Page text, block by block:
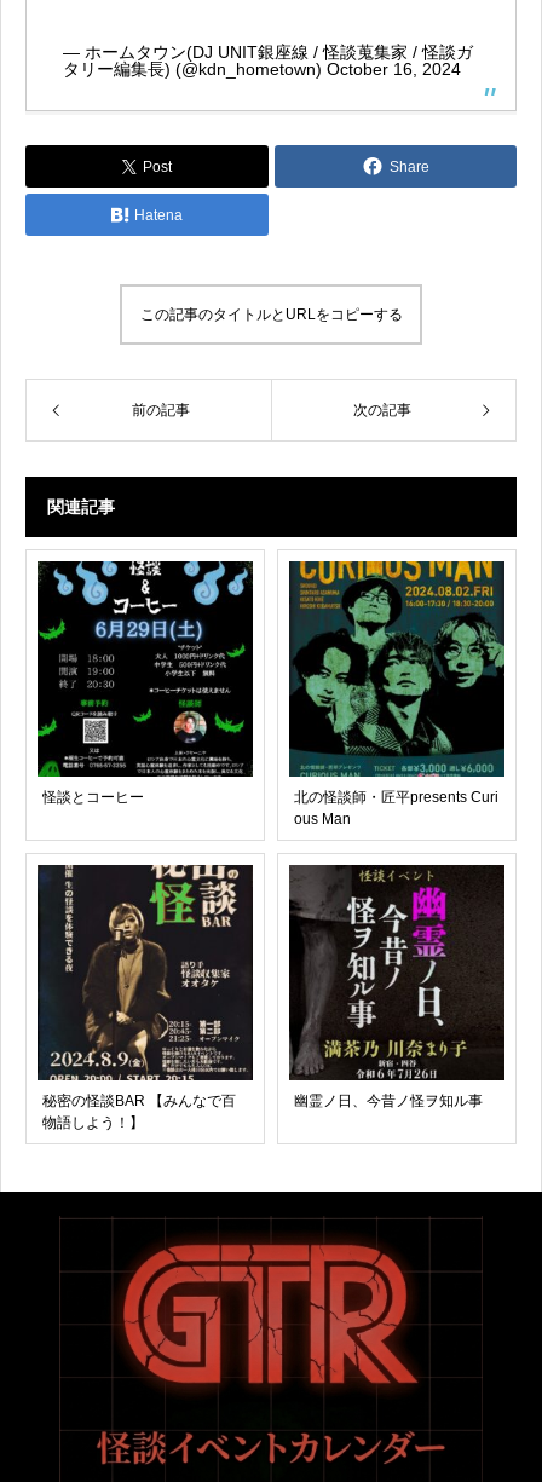
— ホームタウン(DJ UNIT銀座線 / 怪談蒐集家 / 怪談ガ
タリー編集長) (@kdn_hometown) October 16, 2024
Post Share
Hatena
この記事のタイトルとURLをコピーする
前の記事 次の記事
関連記事
怪談とコーヒー
北の怪談師・匠平presents Curi
ous Man
秘密の怪談BAR 【みんなで百
物語しよう！】
幽霊ノ日、今昔ノ怪ヲ知ル事